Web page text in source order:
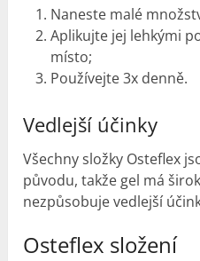
Naneste malé
Aplikujte jej lehkými
místo;
Používejte 3x denně.
Vedlejší účinky
Všechny složky Osteflex
původu, takže gel má
nezpůsobuje vedlejší
Osteflex složení